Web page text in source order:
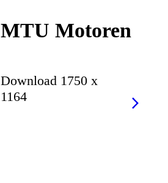
MTU Motoren
Download 1750 x
1164